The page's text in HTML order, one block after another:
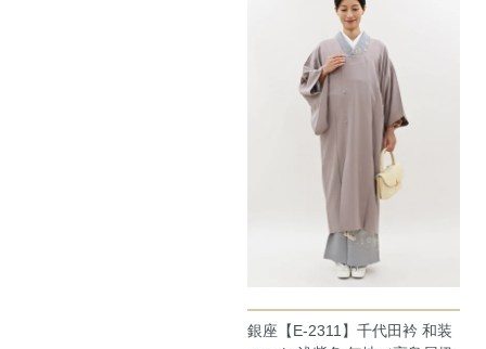
銀座【E-2311】千代田衿 和装